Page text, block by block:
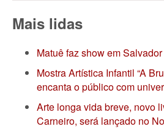
Mais lidas
Matuê faz show em
Mostra Artística Infantil “A
encanta o público com
Arte longa vida breve, novo
Carneiro, será lançado no